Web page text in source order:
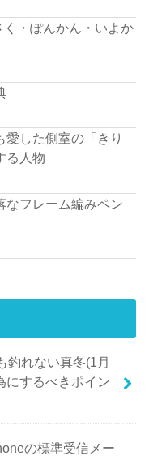
・ぽんかん・いよか
した側室の「きり
る人物
なフレーム編みペン
釣れない真冬(1月
にするべきポイン
の標準受信メー